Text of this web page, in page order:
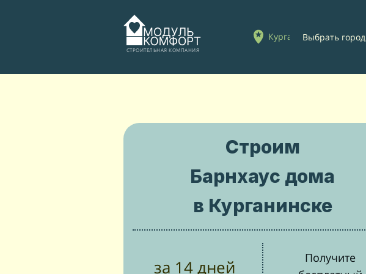
СТРОИТЕЛЬНАЯ КОМПАНИЯ
КурганинскВыбрать город
Строим
Барнхаус дома
в Курганинске
за 14 дней
Получите